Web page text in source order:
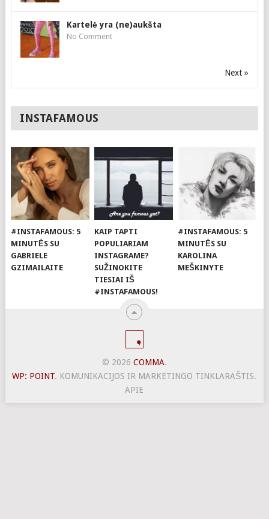
Kartelė yra (ne)aukšta
No Comment
Next »
INSTAFAMOUS
#INSTAFAMOUS: 5
MINUTĖS SU
GABRIELE
GZIMAILAITE
KAIP TAPTI
POPULIARIAM
INSTAGRAME?
SUŽINOKITE
TIESIAI IŠ
#INSTAFAMOUS!
#INSTAFAMOUS: 5
MINUTĖS SU
KAROLINA
MEŠKINYTE
© 2026 COMMA.
WP: POINT. KOMUNIKACIJOS IR MARKETINGO TINKLARAŠTIS.
APIE